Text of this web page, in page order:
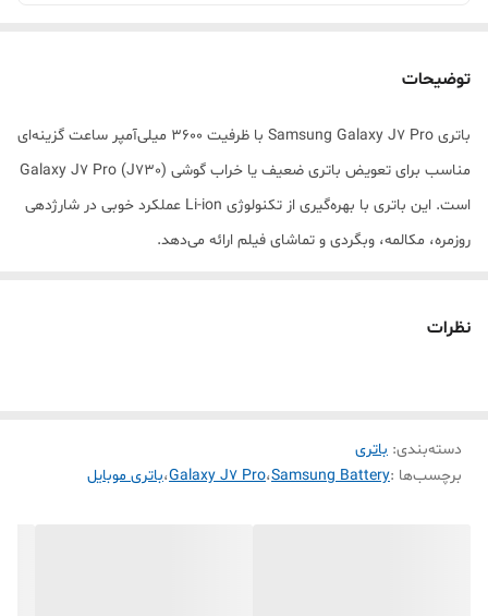
توضیحات
باتری Samsung Galaxy J7 Pro با ظرفیت 3600 میلی‌آمپر ساعت گزینه‌ای
مناسب برای تعویض باتری ضعیف یا خراب گوشی Galaxy J7 Pro (J730)
است. این باتری با بهره‌گیری از تکنولوژی Li-ion عملکرد خوبی در شارژدهی
روزمره، مکالمه، وبگردی و تماشای فیلم ارائه می‌دهد.
✅ شارژ بی‌سیم: ندارد
✅ زمان وبگردی: حدود 12 ساعت
نظرات
دسته‌بندی: باتری
برچسب‌ها :Samsung Battery،Galaxy J7 Pro،باتری موبایل